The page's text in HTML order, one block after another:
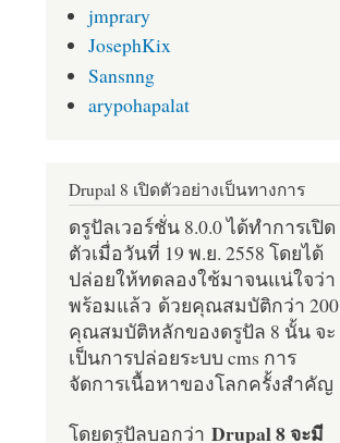
jmprary
JosephKix
Sansnng
arypohapalat
Drupal 8 เปิดตัวอย่างเป็นทางการ
ดรูปัลเวอร์ชั่น 8.0.0 ได้ทำการเปิด
ตัวเมื่อวันที่ 19 พ.ย. 2558 โดยได้
ปล่อยให้ทดลองใช้มาจนแน่ใจว่า
พร้อมแล้ว ด้วยคุณสมบัติกว่า 200
คุณสมบัติหลักของดรูปัล 8 นั้น จะ
เป็นการปล่อยระบบ cms การ
จัดการเนื้อหาของโลกครั้งสำคัญ
โดยดรูปัลบอกว่า Drupal 8 จะมี